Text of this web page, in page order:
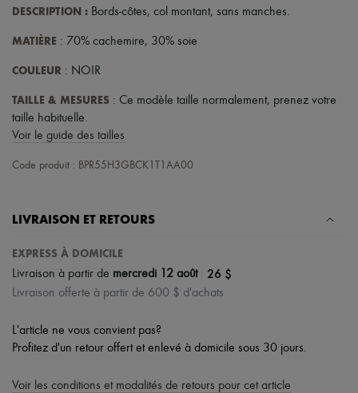
Chapeaux
Accessoires de Sacs & Porte-clé
Accessoires cheveux
Gants
Tous les produits
Boucles d'oreilles
Bracelets
Beauté
Bougies & Parfums d'intérieur
Soins visage
Soins cheveux
Solaires
Ultimates
DESCRIPTION : Bords-côtes, col montant, sans manches.
MATIÈRE : 70% cachemire, 30% soie
COULEUR : NOIR
TAILLE & MESURES : Ce modèle taille normalement, prenez votre
taille habituelle.
Voir le guide des tailles
Code produit : BPR55H3GBCK1T1AA00
LIVRAISON ET RETOURS
EXPRESS À DOMICILE
Livraison à partir de mercredi 12 août 26 $
Livraison offerte à partir de 600 $ d'achats
L'article ne vous convient pas?
Profitez d'un retour offert et enlevé à domicile sous 30 jours.
Voir les conditions et modalités de retours pour cet article